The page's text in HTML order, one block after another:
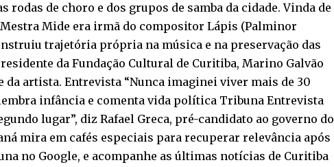
rodas de choro e dos grupos de samba da cidade. Vinda de
Mide era irmã do compositor Lápis (Palminor
trajetória própria na música e na preservação das
da Fundação Cultural de Curitiba, Marino Galvão
da artista. Entrevista “Nunca imaginei viver mais de 30
infância e comenta vida política Tribuna Entrevista
lugar”, diz Rafael Greca, pré-candidato ao governo do
mira em cafés especiais para recuperar relevância após
no Google, e acompanhe as últimas notícias de Curitiba